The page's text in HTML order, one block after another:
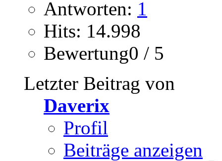
Antworten: 1
Hits: 14.998
Bewertung0 / 5
Letzter Beitrag von
Daverix
Profil
Beiträge anzeigen